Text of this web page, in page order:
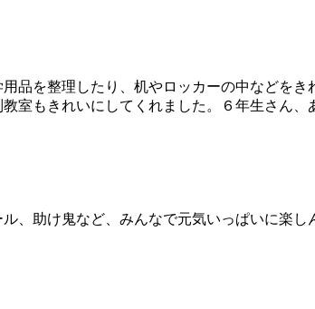
品を整理したり、机やロッカーの中などをき
室もきれいにしてくれました。６年生さん、
、助け鬼など、みんなで元気いっぱいに楽し